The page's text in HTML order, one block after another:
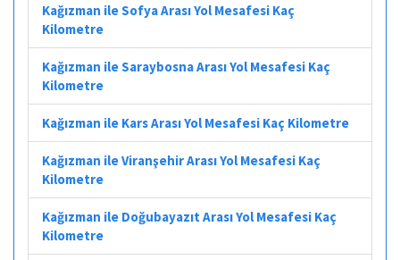
Kağızman ile Sofya Arası Yol Mesafesi Kaç
Kilometre
Kağızman ile Saraybosna Arası Yol Mesafesi Kaç
Kilometre
Kağızman ile Kars Arası Yol Mesafesi Kaç Kilometre
Kağızman ile Viranşehir Arası Yol Mesafesi Kaç
Kilometre
Kağızman ile Doğubayazıt Arası Yol Mesafesi Kaç
Kilometre